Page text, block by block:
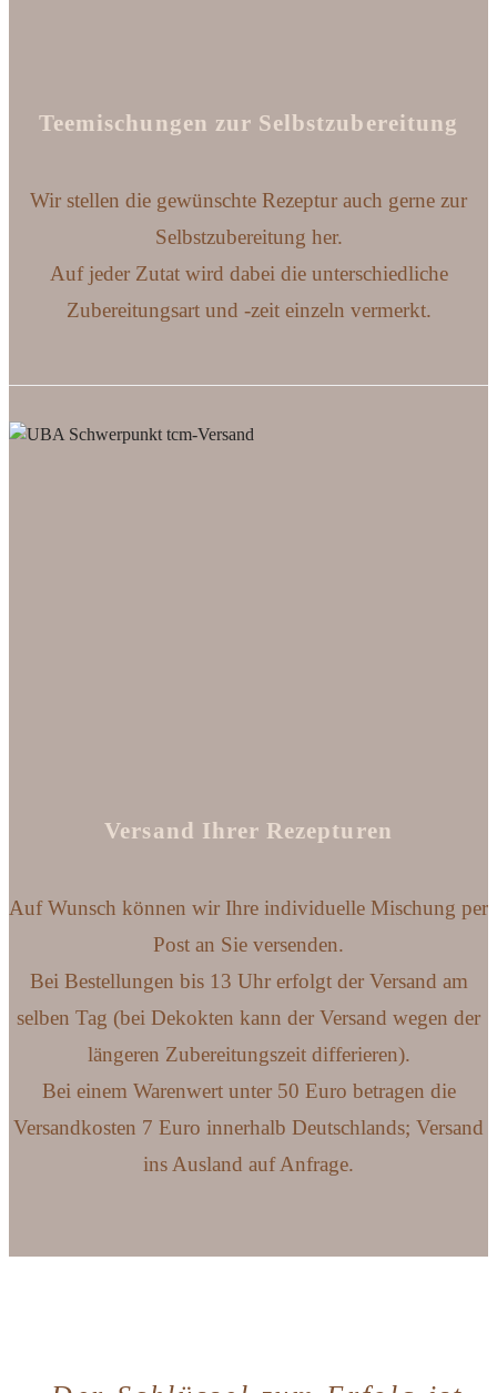
Teemischungen zur Selbstzubereitung
Wir stellen die gewünschte Rezeptur auch gerne zur
Selbstzubereitung her.
Auf jeder Zutat wird dabei die unterschiedliche
Zubereitungsart und -zeit einzeln vermerkt.
Versand Ihrer Rezepturen
Auf Wunsch können wir Ihre individuelle Mischung per
Post an Sie versenden.
Bei Bestellungen bis 13 Uhr erfolgt der Versand am
selben Tag (bei Dekokten kann der Versand wegen der
längeren Zubereitungszeit differieren).
Bei einem Warenwert unter 50 Euro betragen die
Versandkosten 7 Euro innerhalb Deutschlands; Versand
ins Ausland auf Anfrage.